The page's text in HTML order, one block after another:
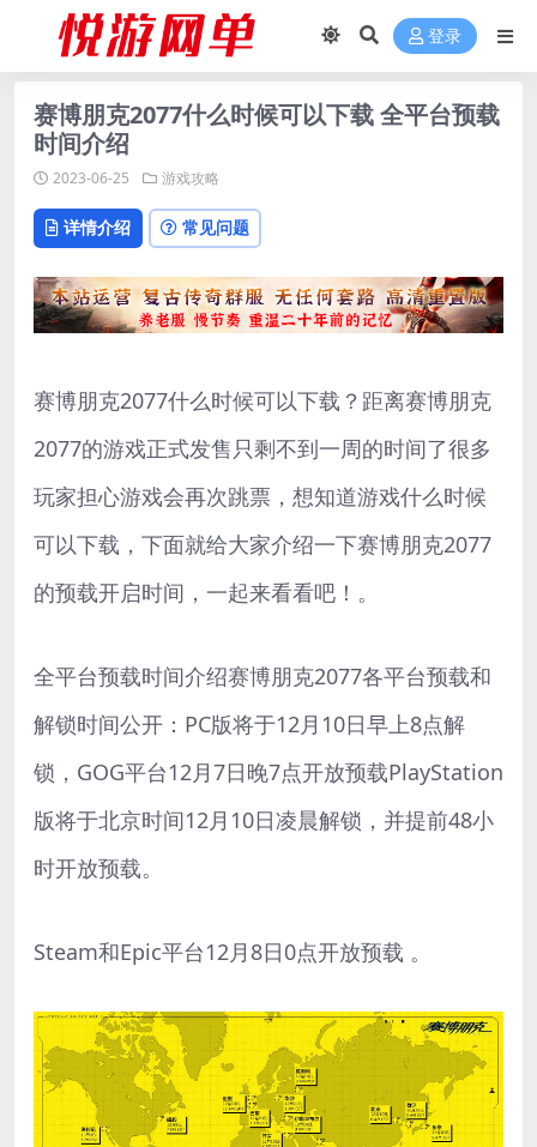
登录
赛博朋克2077什么时候可以下载 全平台预载
时间介绍
2023-06-25 游戏攻略
详情介绍 常见问题
赛博朋克2077什么时候可以下载？距离赛博朋克
2077的游戏正式发售只剩不到一周的时间了很多
玩家担心游戏会再次跳票，想知道游戏什么时候
可以下载，下面就给大家介绍一下赛博朋克2077
的预载开启时间，一起来看看吧！。
全平台预载时间介绍赛博朋克2077各平台预载和
解锁时间公开：PC版将于12月10日早上8点解
锁，GOG平台12月7日晚7点开放预载PlayStation
版将于北京时间12月10日凌晨解锁，并提前48小
时开放预载。
Steam和Epic平台12月8日0点开放预载 。